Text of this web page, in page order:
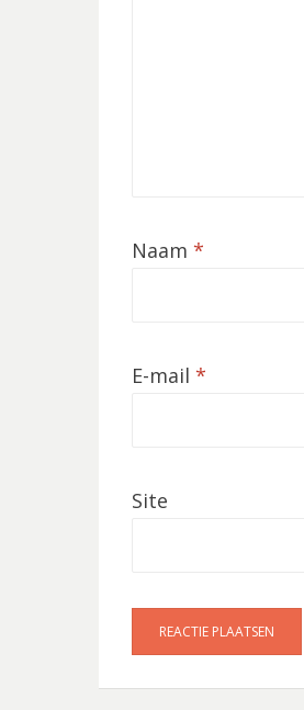
Naam *
E-mail *
Site